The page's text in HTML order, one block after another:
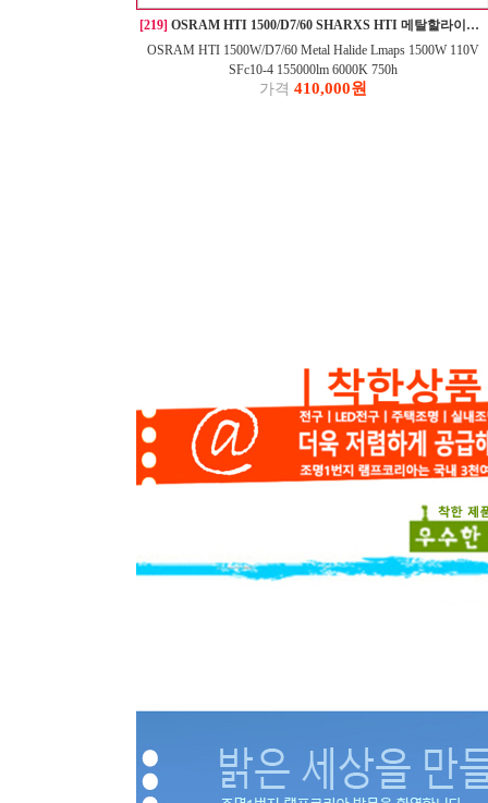
[219] OSRAM HTI 1500/D7/60 SHARXS HTI 메탈할라이드램프
OSRAM HTI 1500W/D7/60 Metal Halide Lmaps 1500W 110V
SFc10-4 155000lm 6000K 750h
가격 410,000원